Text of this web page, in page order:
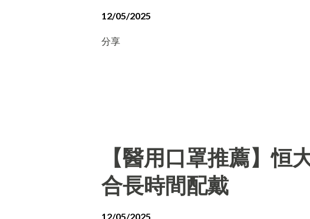
12/05/2025
分享
【醫用口罩推薦】恒
合長時間配戴
12/05/2025